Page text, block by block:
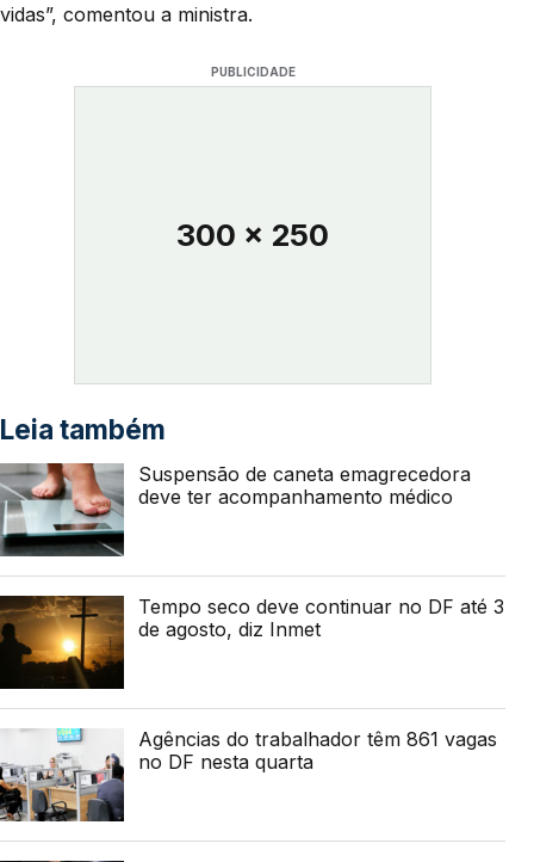
vidas”, comentou a ministra.
PUBLICIDADE
300 x 250
Leia também
Suspensão de caneta emagrecedora
deve ter acompanhamento médico
Tempo seco deve continuar no DF até 3
de agosto, diz Inmet
Agências do trabalhador têm 861 vagas
no DF nesta quarta